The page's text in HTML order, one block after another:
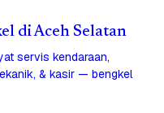
di Aceh Selatan
servis kendaraan,
& kasir — bengkel